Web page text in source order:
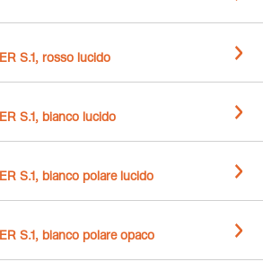
S.1, rosso lucido
S.1, bianco lucido
S.1, bianco polare lucido
S.1, bianco polare opaco